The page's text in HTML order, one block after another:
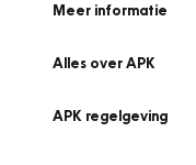
Meer informatie
Alles over APK
APK regelgeving